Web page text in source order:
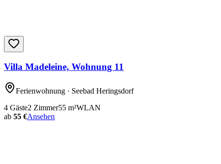
Villa Madeleine, Wohnung 11
Ferienwohnung · Seebad Heringsdorf
4 Gäste2 Zimmer55 m²WLAN
ab 55 €Ansehen